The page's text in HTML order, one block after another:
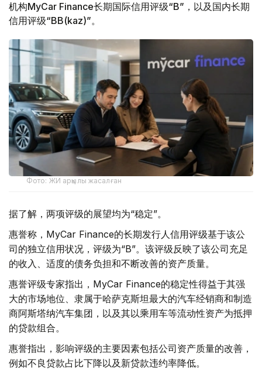
机构MyCar Finance长期国际信用评级“B”，以及国内长期
信用评级“BB(kaz)”。
Фото: ЖИ арқылы жасалған
据了解，两项评级的展望均为“稳定”。
惠誉称，MyCar Finance的长期发行人信用评级基于该公
司的独立信用状况，评级为“B”。该评级反映了该公司充足
的收入、适度的债务负担和不断改善的资产质量。
惠誉评级专家指出，MyCar Finance的稳定性得益于其强
大的市场地位、隶属于哈萨克斯坦最大的汽车经销商和制造
商阿斯塔纳汽车集团，以及其以乘用车等流动性资产为抵押
的贷款组合。
惠誉指出，影响评级的主要因素包括公司资产质量的改善，
例如不良贷款占比下降以及新贷款违约率降低。